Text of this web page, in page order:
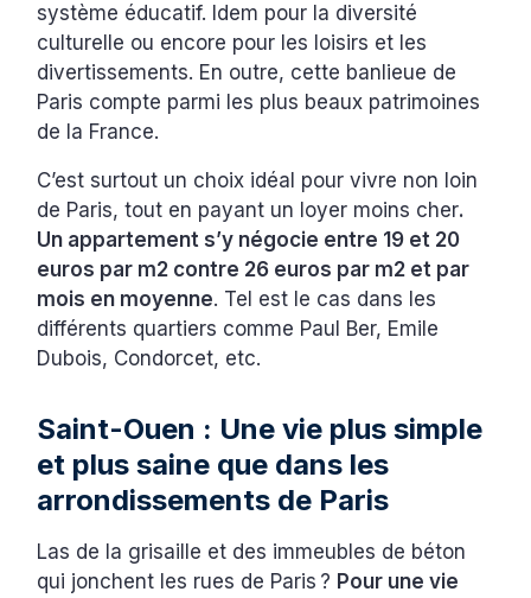
système éducatif. Idem pour la diversité
culturelle ou encore pour les loisirs et les
divertissements. En outre, cette banlieue de
Paris compte parmi les plus beaux patrimoines
de la France.
C’est surtout un choix idéal pour vivre non loin
de Paris, tout en payant un loyer moins cher.
Un appartement s’y négocie entre 19 et 20
euros par m2 contre 26 euros par m2 et par
mois en moyenne. Tel est le cas dans les
différents quartiers comme Paul Ber, Emile
Dubois, Condorcet, etc.
Saint-Ouen : Une vie plus simple
et plus saine que dans les
arrondissements de Paris
Las de la grisaille et des immeubles de béton
qui jonchent les rues de Paris ? Pour une vie